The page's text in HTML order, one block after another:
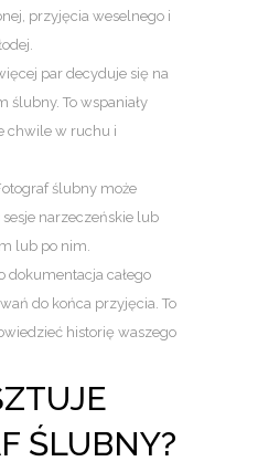
przyjęcia weselnego i
par decyduje się na
ślubny. To wspaniały
chwile w ruchu i
ślubny może
narzeczeńskie lub
lub po nim.
dokumentacja całego
do końca przyjęcia. To
historię waszego
ŚLUBNY?